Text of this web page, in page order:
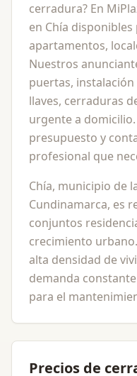
cerradura? En
en Chía
apartamentos,
Nuestros
puertas,
llaves, cerraduras
urgente a
presupuesto y
profesional que
Chía, municipio de
Cundinamarca, es
conjuntos
crecimiento
alta densidad de
demanda
para el
Precios de